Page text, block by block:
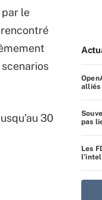
le
30
alliés
pas
Les